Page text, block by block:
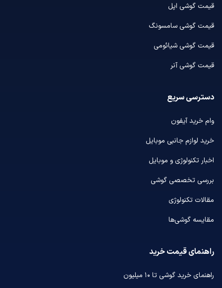
قیمت گوشی اپل
قیمت گوشی سامسونگ
قیمت گوشی شیائومی
قیمت گوشی آنر
دسترسی سریع
وام خرید آیفون
خرید لوازم جانبی موبایل
اخبار تکنولوژی و موبایل
بررسی تخصصی گوشی
مقالات تکنولوژی
مقایسه گوشی‌ها
راهنمای قیمت خرید
راهنمای خرید گوشی تا ۱۰ میلیون